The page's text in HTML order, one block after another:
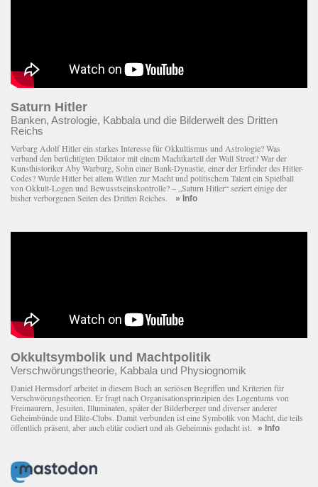
Saturn Hitler
Banken, Astrologie, Kabbala und die Bilderwelt des Dritten
Reichs
Verbarg Adolf Hitler ein starkes Interesse für Okkultismus und Astrologie? Was
verband den berüchtigten Diktator mit einem Macht­kartell der Wall Street? War der
Kunsthistoriker Aby Warburg, Sohn einer Bank-Dynastie, einer der Erfinder des Hitler-
Codes? Wurde Hitler bei allem Willen zur Macht und politischem Talent ein Spielball
von Okkult-Logen und Bewusstseinskontrolle? – „Saturn Hitler“ seziert einige der
bisher verborgenen Seiten des Dritten Reiches. » Info
Okkultsymbolik und Machtpolitik
Verschwörungstheorie, Kabbala und Physiognomik
Daniel Hermsdorf arbeitet in diesem Buch an seriösen Begriffen und Kriterien für
Verschwörungstheorien. Er fragt nach Organisationsprinzipien des Logentums von
Freimaurern, Jesuiten, Illuminaten, später der Bilderberger und diverser anderer
Geheimbünde und Elite-Clubs. Damit verbunden ist eine Symbolik von Macht, die teils
öffentlich präsent, aber auch elitär codiert und als Geheimnis gedacht ist. » Info